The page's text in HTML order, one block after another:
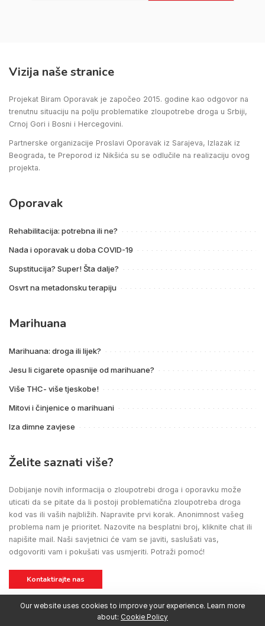
Vizija naše stranice
Projekat Biram Oporavak je započeo 2015. godine kao odgovor na
trenutnu situaciju na polju problematike zloupotrebe droga u Srbiji,
Crnoj Gori i Bosni i Hercegovini.
Partnerske organizacije Proslavi Oporavak iz Sarajeva, Izlazak iz
Beograda, te Preporod iz Nikšića su se odlučile na realizaciju ovog
projekta.
Oporavak
Rehabilitacija: potrebna ili ne?
Nada i oporavak u doba COVID-19
Supstitucija? Super! Šta dalje?
Osvrt na metadonsku terapiju
Marihuana
Marihuana: droga ili lijek?
Jesu li cigarete opasnije od marihuane?
Više THC- više tjeskobe!
Mitovi i činjenice o marihuani
Iza dimne zavjese
Želite saznati više?
Dobijanje novih informacija o zloupotrebi droga i oporavku može
uticati da se pitate da li postoji problematična zloupotreba droga
kod vas ili vaših najbližih. Napravite prvi korak. Anonimnost vašeg
problema nam je prioritet. Nazovite na besplatni broj, kliknite chat ili
napišite mail. Naši savjetnici će vam se javiti, saslušati vas,
odgovoriti vam i pokušati vas usmjeriti. Potraži pomoć!
Kontaktirajte nas
Our website uses cookies to improve your experience. Learn more
about: Cookie Policy